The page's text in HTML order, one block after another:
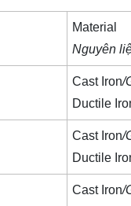
Material
Nguyên
Cast Iron/
Ductile
Cast Iron/
Ductile
Cast Iron/